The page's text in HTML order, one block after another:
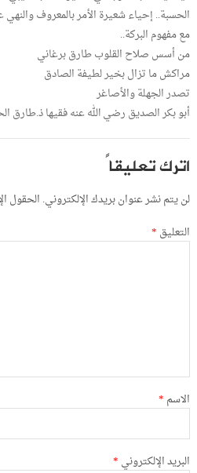
الحسبة.. إحياء شعيرة الأمر بالمعروف والنهي
مع مفهوم البركة..
من أسس صلاح القلوب طارق برغاني
مراكش ما تزال بخير لطيفة الصادق
تصدر الجهلة والأصاغر
أبو بكر الصديق رضي الله عنه فقيها ذ.طارق
اترك تعليقاً
لن يتم نشر عنوان بريدك الإلكتروني. الحقول
التعليق *
الاسم *
البريد الإلكتروني *